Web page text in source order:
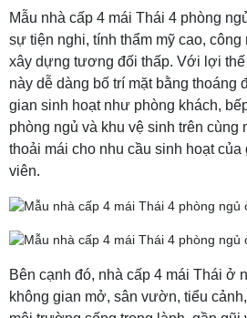
Mẫu nhà cấp 4 mái Thái 4 phòng
sự tiện nghi, tính thẩm mỹ cao,
xây dựng tương đối thấp. Với lợi thế
này dễ dàng bố trí mặt bằng thoáng
gian sinh hoạt như phòng khách,
phòng ngủ và khu vệ sinh trên cùng
thoải mái cho nhu cầu sinh hoạt của
viên.
Bên cạnh đó, nhà cấp 4 mái Thái ở
không gian mở, sân vườn, tiểu